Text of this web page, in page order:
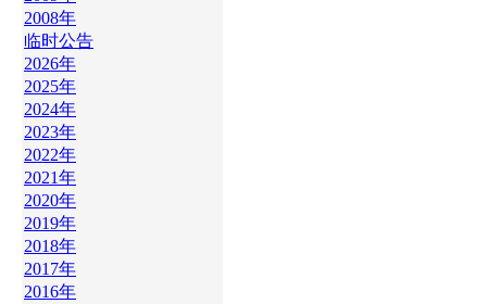
2008年
临时公告
2026年
2025年
2024年
2023年
2022年
2021年
2020年
2019年
2018年
2017年
2016年